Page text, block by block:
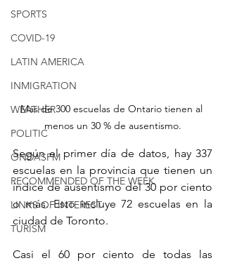
SPORTS
COVID-19
LATIN AMERICA
INMIGRATION
WEATHER
POLITIC
ONDASFM
RECOMMENDED OF THE WEEK
LINKS OF INTEREST
TURISM
Más de 300 escuelas de Ontario tienen al
menos un 30 % de ausentismo.
Según el primer día de datos, hay 337
escuelas en la provincia que tienen un
índice de ausentismo del 30 por ciento
o más. Esto incluye 72 escuelas en la
ciudad de Toronto.
Casi el 60 por ciento de todas las